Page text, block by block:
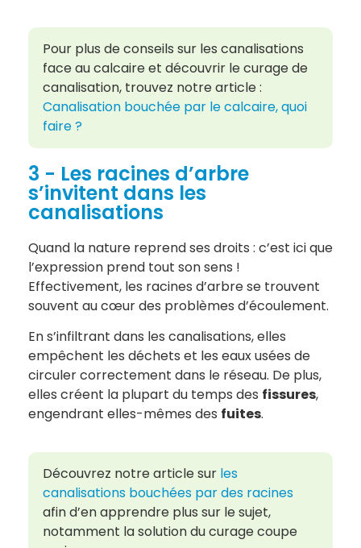
Pour plus de conseils sur les canalisations
face au calcaire et découvrir le curage de
canalisation, trouvez notre article :
Canalisation bouchée par le calcaire, quoi
faire ?
3 - Les racines d’arbre
s’invitent dans les
canalisations
Quand la nature reprend ses droits : c’est ici que
l’expression prend tout son sens !
Effectivement, les racines d’arbre se trouvent
souvent au cœur des problèmes d’écoulement.
En s’infiltrant dans les canalisations, elles
empêchent les déchets et les eaux usées de
circuler correctement dans le réseau. De plus,
elles créent la plupart du temps des fissures,
engendrant elles-mêmes des fuites.
Découvrez notre article sur les
canalisations bouchées par des racines
afin d’en apprendre plus sur le sujet,
notamment la solution du curage coupe